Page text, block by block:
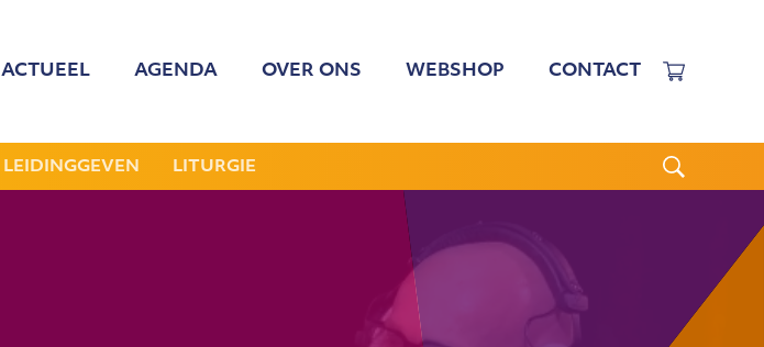
ACTUEEL AGENDA OVER ONS WEBSHOP CONTACT
LEIDINGGEVEN LITURGIE